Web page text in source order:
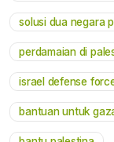
solusi dua negara
perdamaian di
israel defense
bantuan untuk